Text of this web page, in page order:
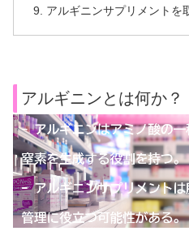
アルギニンサプリメントを
アルギニンとは何か？